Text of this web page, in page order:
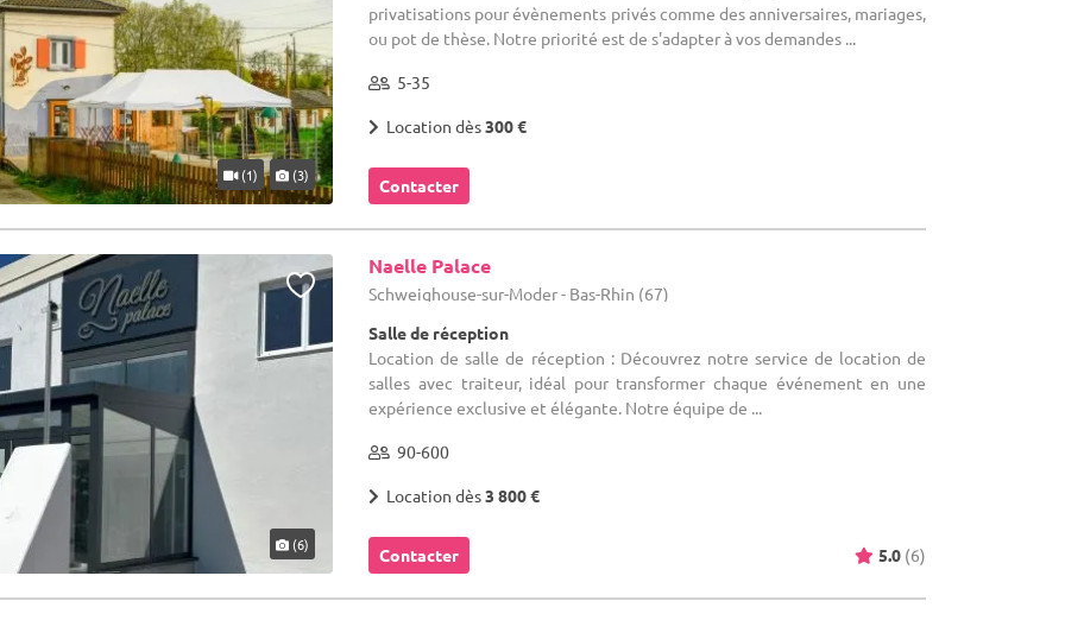
(1) (3)
privatisations pour évènements privés comme des anniversaires, mariages,
ou pot de thèse. Notre priorité est de s'adapter à vos demandes ...
5-35
Location dès300 €
Contacter
(6)
Naelle Palace
Schweighouse-sur-Moder - Bas-Rhin (67)
Salle de réception
Location de salle de réception : Découvrez notre service de location de
salles avec traiteur, idéal pour transformer chaque événement en une
expérience exclusive et élégante. Notre équipe de ...
90-600
Location dès3 800 €
Contacter 5.0 (6)